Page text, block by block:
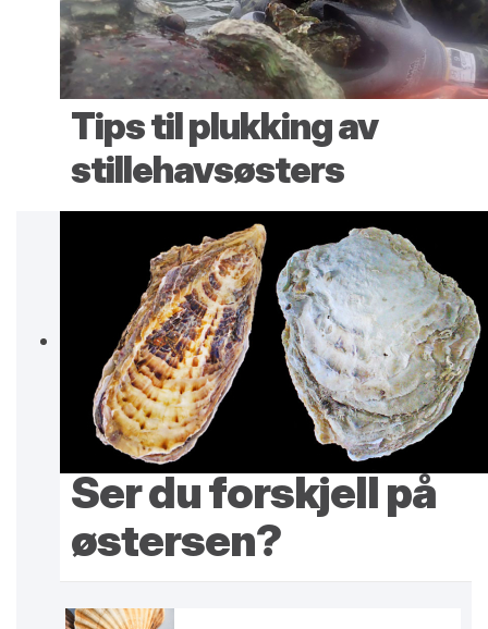
Tips til plukking av
stillehavsøsters
Ser du forskjell på
østersen?